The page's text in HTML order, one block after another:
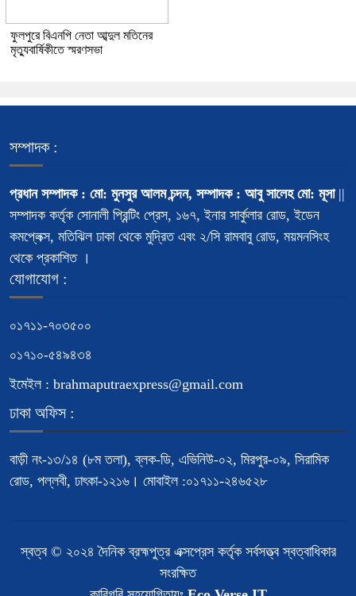
ফুলপুরে বিএনপি নেতা আব্দুল মতিনের
মৃত্যুবার্ষিকীতে স্মরণসভা
সম্পাদক :
প্রধান সম্পাদক : মো: মুনসুর আলম চন্দন, সম্পাদক : আবু সালেহ মো: মূসা||
সম্পাদক কর্তৃক সোনালী প্রিন্টিং প্রেস, ১৬৭, ইনার সার্কুলার রোড, ইডেন
কমপ্লেক্স, মতিঝিল ঢাকা থেকে মুদ্রিত এবং ২/সি রামবাবু রোড, ময়মনসিংহ
থেকে প্রকাশিত ।
যোগাযোগ :
০১৭১১-৭০৩৫০০
০১৭১০-৫৪৯৪৩৪
ইমেইল : brahmaputraexpress@gmail.com
ঢাকা অফিস :
বাড়ী নং-১৩/১৪ (৮ম তলা), ব্লক-ডি, এভিনিউ-০২, মিরপুর-০৯, সিরামিক
রোড, পল্লবী, ঢাৎকা-১২১৬। মোবাইল :০১৭১১-২৪৬৫২৮
স্বত্ব © ২০২৪ দৈনিক ব্রহ্মপুত্র এক্সপ্রেস কর্তৃক সর্বসত্ত্ব স্বত্বাধিকার
সংরক্ষিত